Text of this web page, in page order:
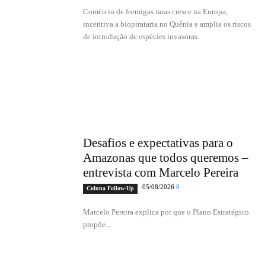
Comércio de formigas raras cresce na Europa,
incentiva a biopirataria no Quênia e amplia os riscos
de introdução de espécies invasoras.
Desafios e expectativas para o
Amazonas que todos queremos –
entrevista com Marcelo Pereira
Coluna Follow-Up 05/08/2026 0
Marcelo Pereira explica por que o Plano Estratégico
propõe...